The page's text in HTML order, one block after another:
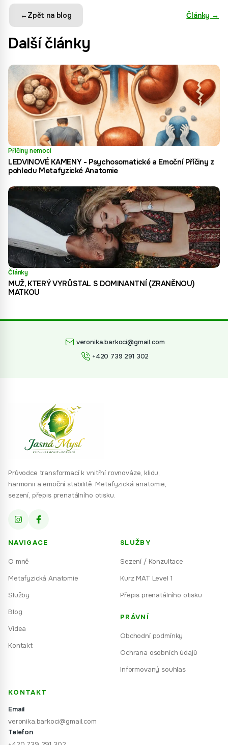
←Zpět na blog Články →
Další články
Příčiny nemocí
LEDVINOVÉ KAMENY - Psychosomatické a Emoční Příčiny z
pohledu Metafyzické Anatomie
Články
MUŽ, KTERÝ VYRŮSTAL S DOMINANTNÍ (ZRANĚNOU)
MATKOU
veronika.barkoci@gmail.com
+420 739 291 302
Průvodce transformací k vnitřní rovnováze, klidu,
harmonii a emoční stabilitě. Metafyzická anatomie,
sezení, přepis prenatálního otisku.
NAVIGACE
O mně
Metafyzická Anatomie
Služby
Blog
Videa
Kontakt
SLUŽBY
Sezení / Konzultace
Kurz MAT Level 1
Přepis prenatálního otisku
PRÁVNÍ
Obchodní podmínky
Ochrana osobních údajů
Informovaný souhlas
KONTAKT
Email
veronika.barkoci@gmail.com
Telefon